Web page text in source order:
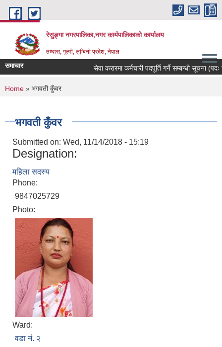
Skip to main content
रेसुङ्गा नगरपालिका,नगर कार्यपालिकाको कार्यालय
तम्घास, गुल्मी, लुम्बिनी प्रदेश, नेपाल
समाचार सेवा करारमा कर्मचारी पदपूर्ति गर्ने सम्बन्धी सूचना (पदः
You are here
Home » भगवती कुँवर
भगवती कुँवर
Submitted on: Wed, 11/14/2018 - 15:19
Designation:
महिला सदस्य
Phone:
9847025729
Photo:
Ward:
वडा नं. २